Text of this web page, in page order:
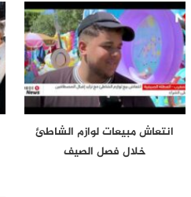
انتعاش مبيعات لوازم الشاطئ
خلال فصل الصيف